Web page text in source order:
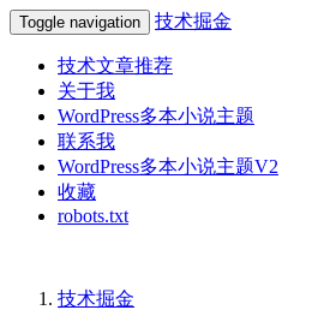
Toggle navigation 技术掘金
技术文章推荐
关于我
WordPress多本小说主题
联系我
WordPress多本小说主题V2
收藏
robots.txt
技术掘金